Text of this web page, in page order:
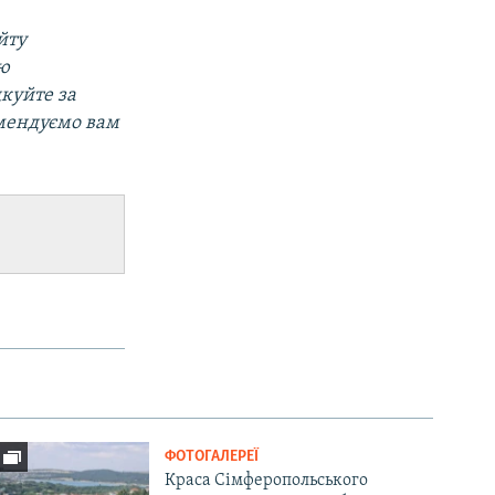
за
вам
ФОТОГАЛЕРЕЇ
Краса Сімферопольського